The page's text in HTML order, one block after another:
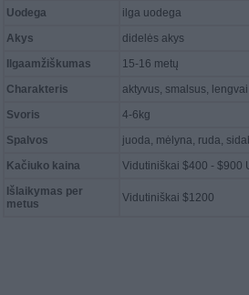
Uodega
ilga uodega
Akys
didelės akys
Ilgaamžiškumas
15-16 metų
Charakteris
aktyvus, smalsus,
Svoris
4-6kg
Spalvos
juoda, mėlyna, ruda,
Kačiuko kaina
Vidutiniškai $400 - $900
Išlaikymas per
metus
Vidutiniškai $1200